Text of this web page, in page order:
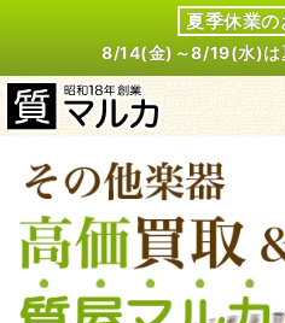
夏季休業の
8/14(金)～8/19(水)は
大阪・豊中市のお客様よりヤマハ チューバ
ハ その他楽器の買取＆質預かり・質入れは大阪
12月時点の価格です）